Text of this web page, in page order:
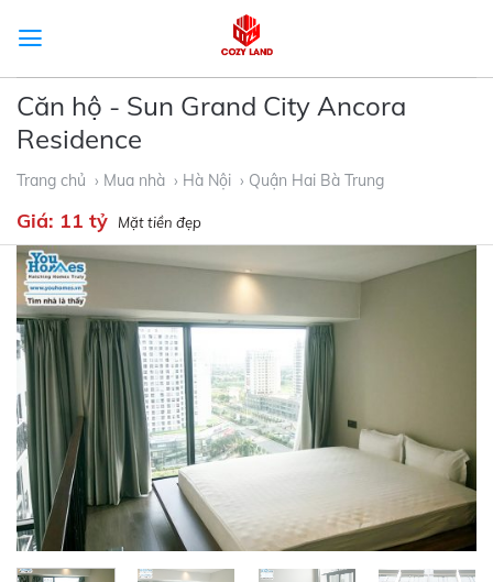
Căn hộ - Sun Grand City Ancora
Residence
Trang chủ › Mua nhà › Hà Nội › Quận Hai Bà Trung
Giá: 11 tỷ Mặt tiền đẹp